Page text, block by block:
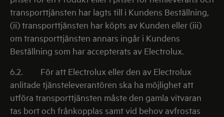
transporttjänsten har lagts till i Kundens Beställning,
(ii) transporttjänsten har köpts av Kunden eller (iii)
om transporttjänsten annars ingår i Kundens
Beställning som har accepterats av Electrolux.
6.2. För att Electrolux eller den av Electrolux
anlitade tjänsteleverantören ska ha möjlighet att
utföra transporttjänsten måste den gamla vitvaran
tas bort och frånkopplas samt vid behov avfrostas